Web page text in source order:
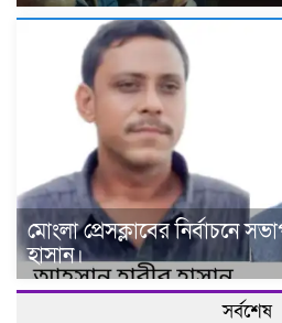
মোংলা প্রেসক্লাবের নির্বাচনে
হাসান।
সর্বশেষ